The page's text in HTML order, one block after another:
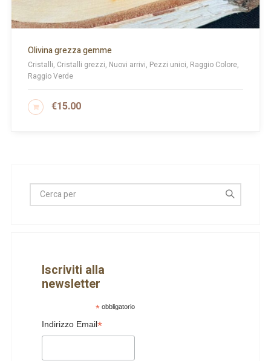
Olivina grezza gemme
Cristalli, Cristalli grezzi, Nuovi arrivi, Pezzi unici, Raggio Colore,
Raggio Verde
€15.00
AGGIUNGI AL CARRELLO
Iscriviti alla
newsletter
*obbligatorio
Indirizzo Email*